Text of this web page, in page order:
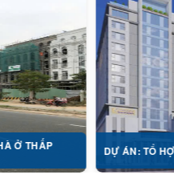
DỰ ÁN: TỔ HỢP Y TẾ...